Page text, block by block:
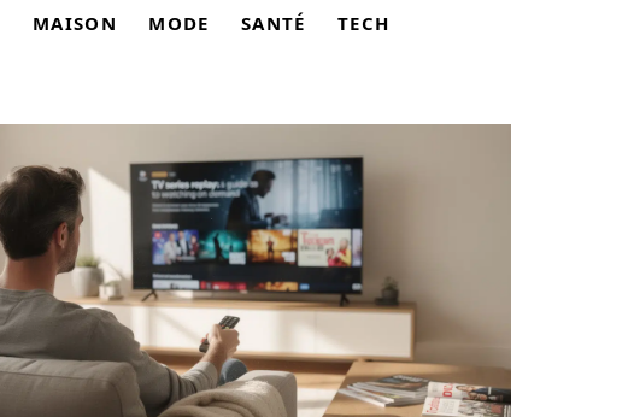
MAISON MODE SANTÉ TECH